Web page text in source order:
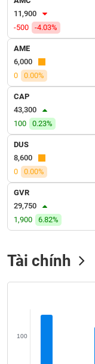
11,900
-500
-4.03%
AME
6,000
0
0.00%
CAP
43,300
100
0.23%
DUS
8,600
0
0.00%
GVR
29,750
1,900
6.82%
Tài chính
100
VỤ
TRUYỀN
THÔNG
TIỆN
BẤT
ĐỘNG
SẢN
Mã
chứng